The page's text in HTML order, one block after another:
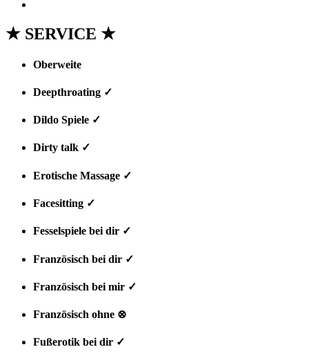
★ SERVICE ★
Oberweite
Deepthroating ✓
Dildo Spiele ✓
Dirty talk ✓
Erotische Massage ✓
Facesitting ✓
Fesselspiele bei dir ✓
Französisch bei dir ✓
Französisch bei mir ✓
Französisch ohne ⊗
Fußerotik bei dir ✓